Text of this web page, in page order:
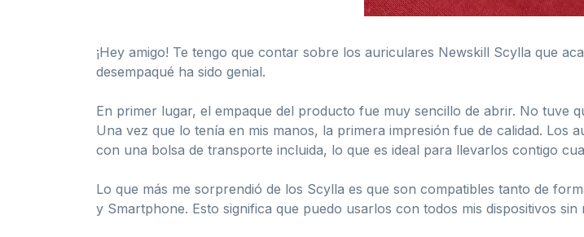
¡Hey amigo! Te tengo que contar sobre los auriculares Newskill Scylla que
desempaqué ha sido genial.
En primer lugar, el empaque del producto fue muy sencillo de abrir. No tuve
Una vez que lo tenía en mis manos, la primera impresión fue de calidad. Los
con una bolsa de transporte incluida, lo que es ideal para llevarlos contigo
Lo que más me sorprendió de los Scylla es que son compatibles tanto de
y Smartphone. Esto significa que puedo usarlos con todos mis dispositivos